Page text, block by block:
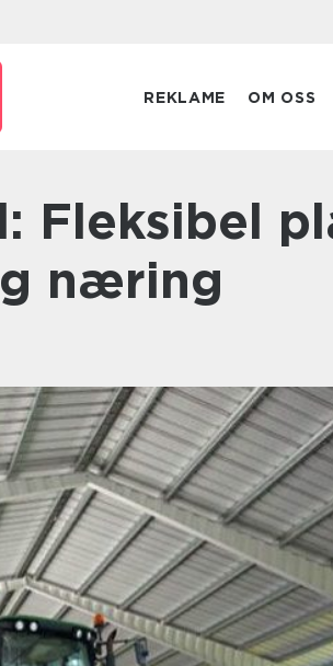
REKLAME OM OSS
næring